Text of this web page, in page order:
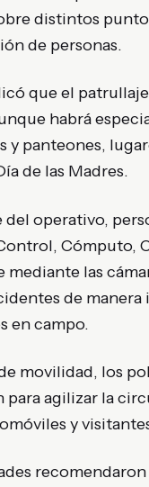
distintos
de personas.
que el
habrá
y panteones,
de las Madres.
del operativo,
Cómputo,
mediante las
de manera
en campo.
movilidad, los
para agilizar la
y